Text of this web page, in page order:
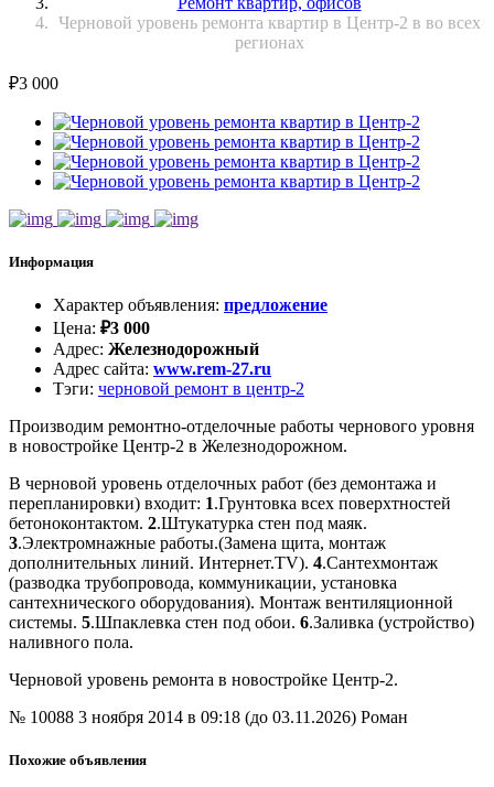
Черновой уровень ремонта квартир в Центр-2 в во всех
регионах
₽3 000
Информация
Характер объявления: предложение
Цена: ₽3 000
Адрес: Железнодорожный
Адрес сайта: www.rem-27.ru
Тэги: черновой ремонт в центр-2
Производим ремонтно-отделочные работы чернового уровня
в новостройке Центр-2 в Железнодорожном.
В черновой уровень отделочных работ (без демонтажа и
перепланировки) входит: 1.Грунтовка всех поверхтностей
бетоноконтактом. 2.Штукатурка стен под маяк.
3.Электромнажные работы.(Замена щита, монтаж
дополнительных линий. Интернет.TV). 4.Сантехмонтаж
(разводка трубопровода, коммуникации, установка
сантехнического оборудования). Монтаж вентиляционной
системы. 5.Шпаклевка стен под обои. 6.Заливка (устройство)
наливного пола.
Черновой уровень ремонта в новостройке Центр-2.
№ 10088 3 ноября 2014 в 09:18 (до 03.11.2026) Роман
Похожие объявления